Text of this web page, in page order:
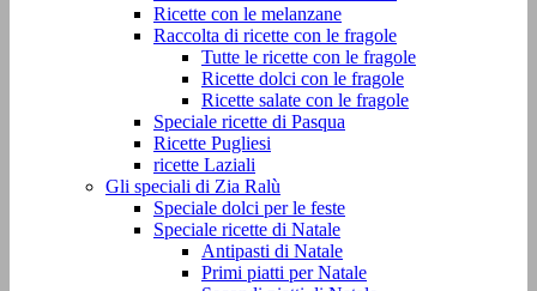
Ricette con le melanzane
Raccolta di ricette con le fragole
Tutte le ricette con le fragole
Ricette dolci con le fragole
Ricette salate con le fragole
Speciale ricette di Pasqua
Ricette Pugliesi
ricette Laziali
Gli speciali di Zia Ralù
Speciale dolci per le feste
Speciale ricette di Natale
Antipasti di Natale
Primi piatti per Natale